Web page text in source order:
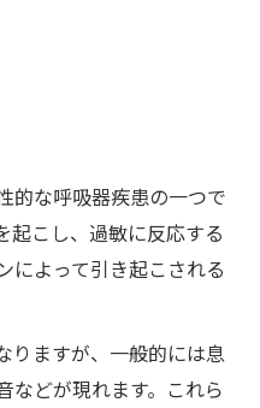
を守る方法
養素
法の重要性
ローアップの重要性
的な呼吸器疾患の一つで
起こし、過敏に反応する
によって引き起こされる
りますが、一般的には息
などが現れます。これら